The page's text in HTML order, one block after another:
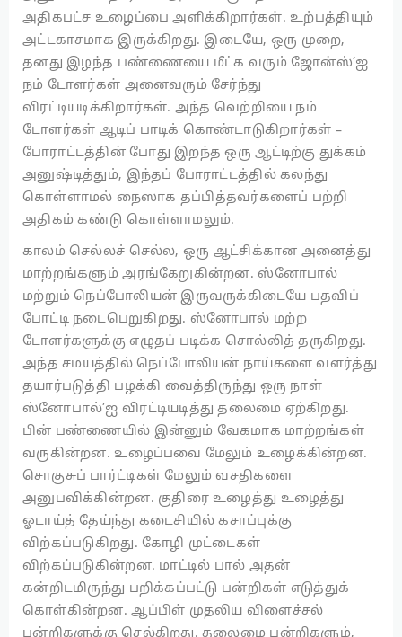
அதிகபட்ச உழைப்பை அளிக்கிறார்கள். உற்பத்தியும்
அட்டகாசமாக இருக்கிறது. இடையே, ஒரு முறை,
தனது இழந்த பண்ணையை மீட்க வரும் ஜோன்ஸ்’ஐ
நம் டோளர்கள் அனைவரும் சேர்ந்து
விரட்டியடிக்கிறார்கள். அந்த வெற்றியை நம்
டோளர்கள் ஆடிப் பாடிக் கொண்டாடுகிறார்கள் –
போராட்டத்தின் போது இறந்த ஒரு ஆட்டிற்கு துக்கம்
அனுஷ்டித்தும், இந்தப் போராட்டத்தில் கலந்து
கொள்ளாமல் நைஸாக தப்பித்தவர்களைப் பற்றி
அதிகம் கண்டு கொள்ளாமலும்.
காலம் செல்லச் செல்ல, ஒரு ஆட்சிக்கான அனைத்து
மாற்றங்களும் அரங்கேறுகின்றன. ஸ்னோபால்
மற்றும் நெப்போலியன் இருவருக்கிடையே பதவிப்
போட்டி நடைபெறுகிறது. ஸ்னோபால் மற்ற
டோளர்களுக்கு எழுதப் படிக்க சொல்லித் தருகிறது.
அந்த சமயத்தில் நெப்போலியன் நாய்களை வளர்த்து
தயார்படுத்தி பழக்கி வைத்திருந்து ஒரு நாள்
ஸ்னோபால்’ஐ விரட்டியடித்து தலைமை ஏற்கிறது.
பின் பண்ணையில் இன்னும் வேகமாக மாற்றங்கள்
வருகின்றன. உழைப்பவை மேலும் உழைக்கின்றன.
சொகுசுப் பார்ட்டிகள் மேலும் வசதிகளை
அனுபவிக்கின்றன. குதிரை உழைத்து உழைத்து
ஓடாய்த் தேய்ந்து கடைசியில் கசாப்புக்கு
விற்கப்படுகிறது. கோழி முட்டைகள்
விற்கப்படுகின்றன. மாட்டில் பால் அதன்
கன்றிடமிருந்து பறிக்கப்பட்டு பன்றிகள் எடுத்துக்
கொள்கின்றன. ஆப்பிள் முதலிய விளைச்சல்
பன்றிகளுக்கு செல்கிறது. தலைமை பன்றிகளும்,